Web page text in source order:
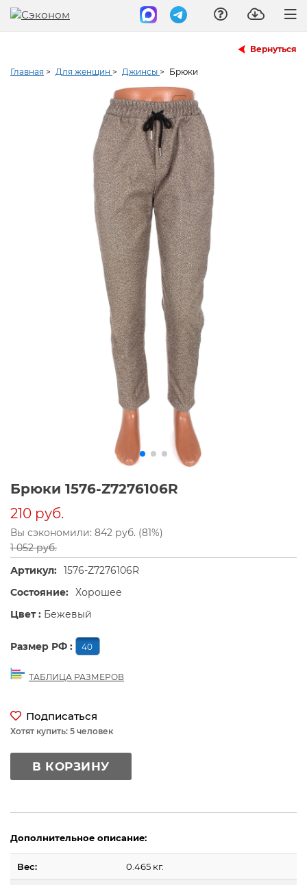
Вернуться
Главная > Для женщин > Джинсы > Брюки
Брюки 1576-Z7276106R
210 руб.
Вы сэкономили: 842 руб. (81%)
1 052 руб.
Артикул: 1576-Z7276106R
Состояние: Хорошее
Цвет : Бежевый
Размер РФ : 40
ТАБЛИЦА РАЗМЕРОВ
Подписаться
Хотят купить: 5 человек
В КОРЗИНУ
Дополнительное описание:
Вес: 0.465 кг.